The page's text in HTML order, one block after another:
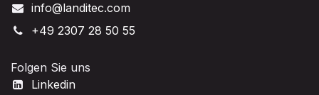
info@landitec.com
+49 2307 28 50 55
Folgen Sie uns
Linkedin